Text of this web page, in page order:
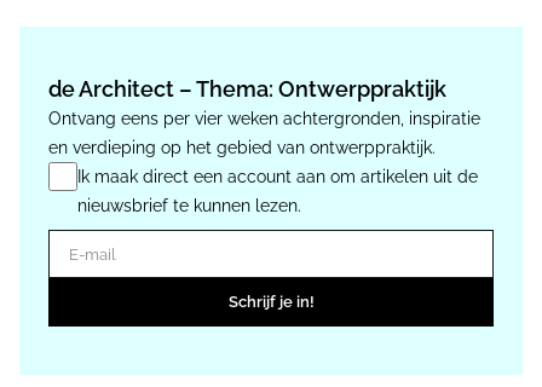
de Architect – Thema: Ontwerppraktijk
Ontvang eens per vier weken achtergronden, inspiratie
en verdieping op het gebied van ontwerppraktijk.
Ik maak direct een account aan om artikelen uit de
nieuwsbrief te kunnen lezen.
Schrijf je in!